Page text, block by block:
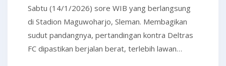
Sabtu (14/1/2026) sore WIB yang berlangsung
di Stadion Maguwoharjo, Sleman. Membagikan
sudut pandangnya, pertandingan kontra Deltras
FC dipastikan berjalan berat, terlebih lawan…